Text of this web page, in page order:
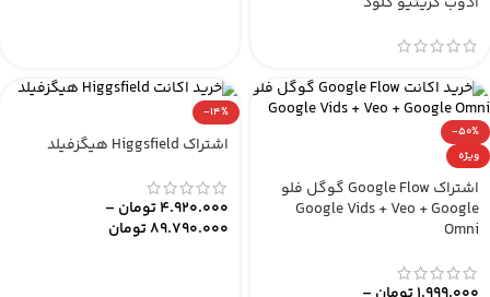
-50%
ویژه
اشتراک Google Flow گوگل فلو
Google Vids + Veo + Google
Omni
-14%
اشتراک Higgsfield هیگزفیلد
4.920.000تومان –
89.790.000تومان